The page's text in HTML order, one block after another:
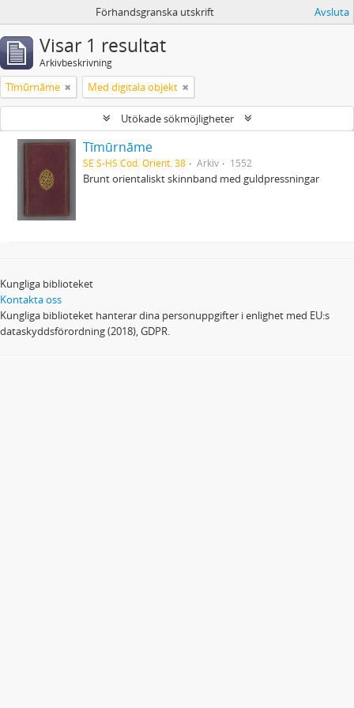
Förhandsgranska utskrift Avsluta
Visar 1 resultat
Arkivbeskrivning
Tīmūrnāme Med digitala objekt
Utökade sökmöjligheter
Tīmūrnāme
SE S-HS Cod. Orient. 38 Arkiv 1552
Brunt orientaliskt skinnband med guldpressningar
Kungliga biblioteket
Kontakta oss
Kungliga biblioteket hanterar dina personuppgifter i enlighet med EU:s
dataskyddsförordning (2018), GDPR.